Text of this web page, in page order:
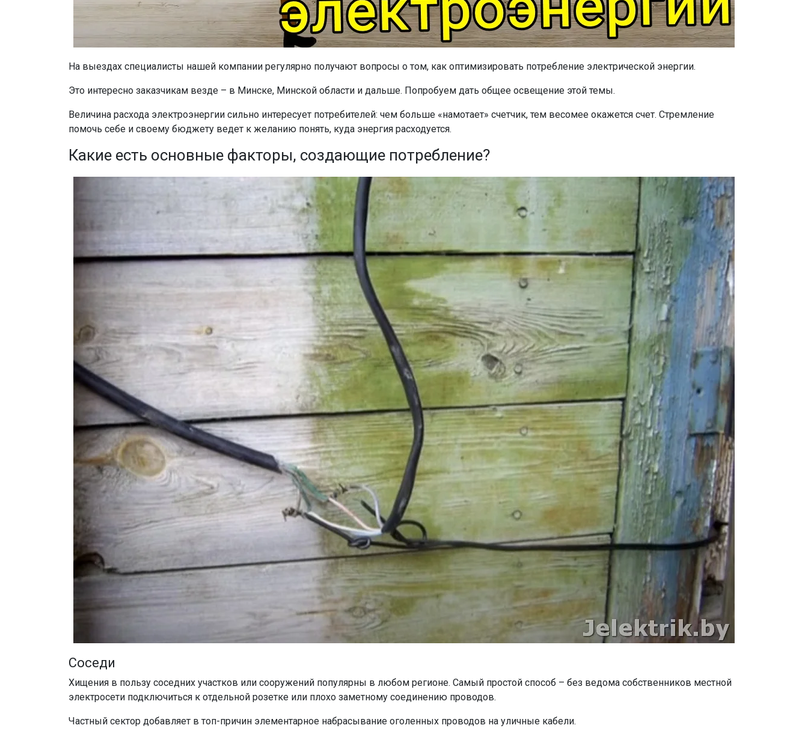
На выездах специалисты нашей компании регулярно получают вопросы о том, как оптимизировать потребление электрической энергии.
Это интересно заказчикам везде – в Минске, Минской области и дальше. Попробуем дать общее освещение этой темы.
Величина расхода электроэнергии сильно интересует потребителей: чем больше «намотает» счетчик, тем весомее окажется счет. Стремление
помочь себе и своему бюджету ведет к желанию понять, куда энергия расходуется.
Какие есть основные факторы, создающие потребление?
Соседи
Хищения в пользу соседних участков или сооружений популярны в любом регионе. Самый простой способ – без ведома собственников местной
электросети подключиться к отдельной розетке или плохо заметному соединению проводов.
Частный сектор добавляет в топ-причин элементарное набрасывание оголенных проводов на уличные кабели.